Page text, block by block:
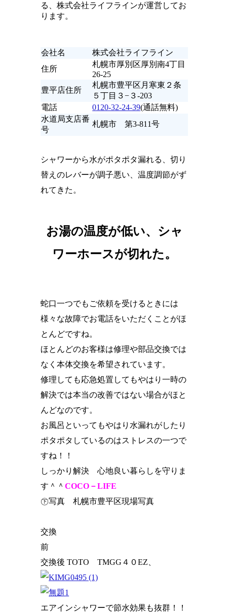
る、株式会社ライフラインが運営してお
ります。
会社名
株式会社ライフライン
住所
札幌市厚別区厚別南4丁目
26-25
豊平店住所
札幌市豊平区月寒東２条
５丁目３−３-203
電話
0120-32-24-39(通話無料)
水道局支店番
号
札幌市 第3-811号
シャワーから水がポタポタ漏れる、切り
替えのレバーが調子悪い、温度調節がず
れてきた。
お湯の温度が低い、シャ
ワーホースが切れた。
蛇口一つでもご依頼を受けるときには
様々な故障でお電話をいただくことがほ
とんどですね。
ほとんどのお客様は修理や部品交換では
なく本体交換を希望されています。
修理しても応急処置してもやはり一時の
解決では本当の改善ではない場合がほと
んどなのです。
お風呂といってもやはり水漏れがしたり
ポタポタしているのはストレスの一つで
すね！！
しっかり解決 心地良い暮らしを守りま
す＾＾COCO－LIFE
㊦写真 札幌市豊平区現場写真
交換
前
交換後 TOTO TMGG４０EZ、
エアインシャワーで節水効果も抜群！！